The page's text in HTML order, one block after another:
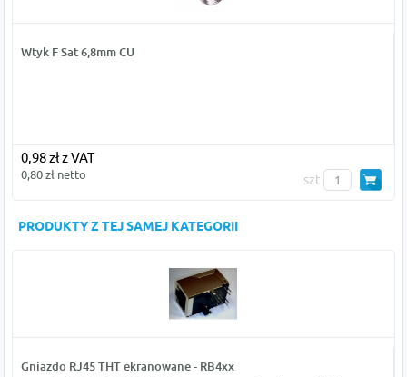
Wtyk F Sat 6,8mm CU
0,98 zł z VAT
0,80 zł netto szt
PRODUKTY Z TEJ SAMEJ KATEGORII
Gniazdo RJ45 THT ekranowane - RB4xx